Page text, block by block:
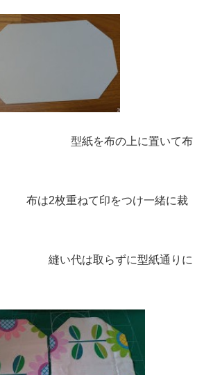
の上に置いて布
て印をつけ一緒に裁
らずに型紙通りに